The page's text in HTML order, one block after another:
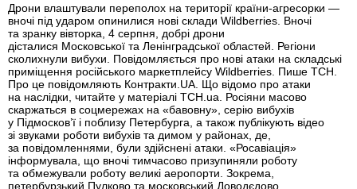
Дрони влаштували переполох на території країни-агресорки —
вночі під ударом опинилися нові склади Wildberries. Вночі
та зранку вівторка, 4 серпня, добрі дрони
дісталися Московської та Ленінградської областей. Регіони
сколихнули вибухи. Повідомляється про нові атаки на складські
приміщення російського маркетплейсу Wildberries. Пише ТСН.
Про це повідомляють Контракти.UA. Що відомо про атаки
на наслідки, читайте у матеріалі ТСН.ua. Росіяни масово
скаржаться в соцмережах на «бавовну», серію вибухів
у Підмосков’ї і поблизу Петербурга, а також публікують відео
зі звуками роботи вибухів та димом у районах, де,
за повідомленнями, були здійснені атаки. «Росавіація»
інформувала, що вночі тимчасово призупиняли роботу
та обмежували роботу великі аеропорти. Зокрема,
петербурзький Пулково та московський Доводєдово.